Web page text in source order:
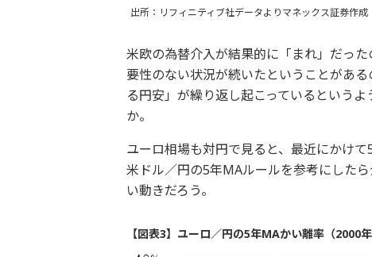
出所：リフィニティブ社データよりマネックス証券作成
米欧の為替介入が結果的に「まれ」だっ
要性のない状況が続いたということがあ
る円安」が繰り返し起こっているという
か。
ユーロ相場も対円で見ると、最近にかけ
米ドル／円の5年MAルールを参考にした
い動きだろう。
【図表3】ユーロ／円の5年MAかい離率（2000年